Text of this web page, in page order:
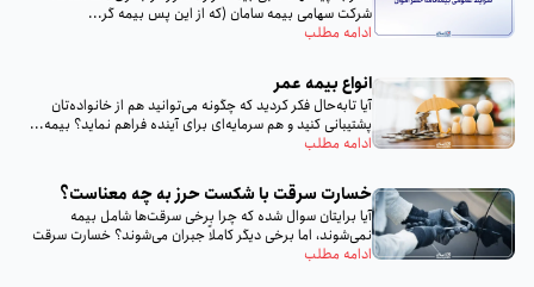
شركت سهامى بيمه سامان (كه از اين پس بيمه گر...
ادامه مطلب
انواع بیمه عمر
آیا تا‌به‌حال فکر کردید که چگونه می‌توانید هم از خانواده‌تان
پشتیبانی کنید و هم سرمایه‌ای برای آینده فراهم نماید؟ بیمه...
ادامه مطلب
خسارت سرقت با شکست حرز به چه معناست؟
آیا برایتان سوال شده که چرا برخی سرقت‌ها شامل بیمه
نمی‌شوند، اما برخی دیگر کاملاً جبران می‌شوند؟ خسارت سرقت
با...
ادامه مطلب